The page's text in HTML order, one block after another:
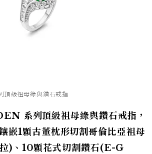
級祖母綠與鑽石戒指
系列頂級祖母綠與鑽石戒指，
嵌1顆古董枕形切割哥倫比亞祖母
)、10顆花式切割鑽石(E-G